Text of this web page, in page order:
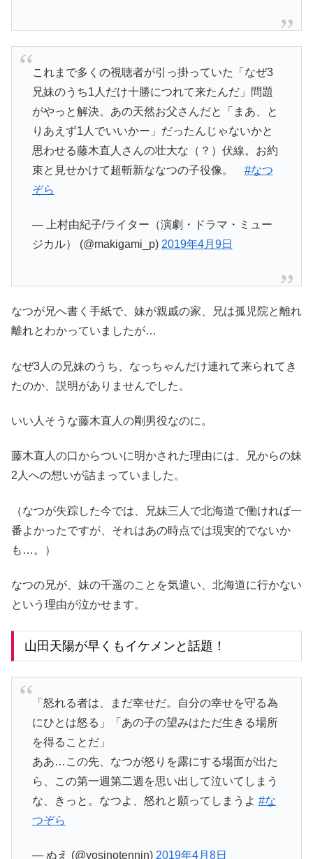
これまで多くの視聴者が引っ掛っていた「なぜ3
兄妹のうち1人だけ十勝につれて来たんだ」問題
がやっと解決。あの天然お父さんだと「まあ、と
りあえず1人でいいかー」だったんじゃないかと
思わせる藤木直人さんの壮大な（？）伏線。お約
束と見せかけて超斬新ななつの子役像。 #なつ
ぞら
— 上村由紀子/ライター（演劇・ドラマ・ミュー
ジカル） (@makigami_p) 2019年4月9日
なつが兄へ書く手紙で、妹が親戚の家、兄は孤児院と離れ
離れとわかっていましたが…
なぜ3人の兄妹のうち、なっちゃんだけ連れて来られてき
たのか、説明がありませんでした。
いい人そうな藤木直人の剛男役なのに。
藤木直人の口からついに明かされた理由には、兄からの妹
2人への想いが詰まっていました。
（なつが失踪した今では、兄妹三人で北海道で働ければ一
番よかったですが、それはあの時点では現実的でないか
も…。）
なつの兄が、妹の千遥のことを気遣い、北海道に行かない
という理由が泣かせます。
山田天陽が早くもイケメンと話題！
「怒れる者は、まだ幸せだ。自分の幸せを守る為
にひとは怒る」「あの子の望みはただ生きる場所
を得ることだ」
ああ…この先、なつが怒りを露にする場面が出た
ら、この第一週第二週を思い出して泣いてしまう
な、きっと。なつよ、怒れと願ってしまうよ #な
つぞら
— ぬえ (@yosinotennin) 2019年4月8日